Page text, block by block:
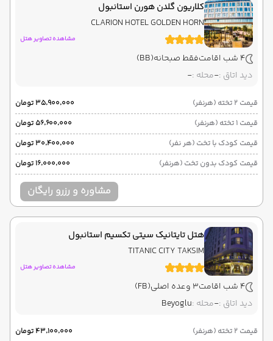
کلاریون گلدن هورن استانبول
CLARION HOTEL GOLDEN HORN
مشاهده تصاویر هتل
4 شب اقامت فقط صبحانه(BB)
دید اتاق :-محله :-
قیمت 2 تخته (هرنفر)
۳۵٬۹۰۰٬۰۰۰ تومان
قیمت 1 تخته (هرنفر)
۵۶٬۶۰۰٬۰۰۰ تومان
قیمت کودک با تخت (هر نفر)
۳۰٬۴۰۰٬۰۰۰ تومان
قیمت کودک بدون تخت (هرنفر)
۱۶٬۰۰۰٬۰۰۰ تومان
مشاوره و رزرو رایگان
هتل تایتانیک سیتی تکسیم استانبول
TITANIC CITY TAKSIM
مشاهده تصاویر هتل
4 شب اقامت 3 وعده اصلی
(FB)
دید اتاق :-محله :Beyoglu
قیمت 2 تخته (هرنفر)
۴۳٬۱۰۰٬۰۰۰ تومان